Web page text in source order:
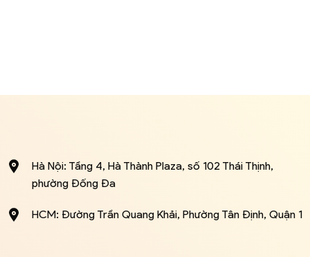
Hà Nội: Tầng 4, Hà Thành Plaza, số 102 Thái Thịnh,
phường Đống Đa
HCM: Đường Trần Quang Khải, Phường Tân Định, Quận 1